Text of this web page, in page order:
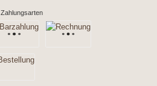
Zahlungsarten